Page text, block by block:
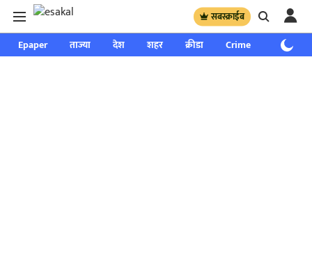
सबस्क्राईब
Epaper ताज्या देश शहर क्रीडा Crime साप्ताहिक